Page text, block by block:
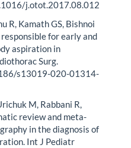
j.otot.2017.08.012
R, Kamath GS, Bishnoi
for early and
aspiration in
Surg.
s13019-020-01314-
M, Rabbani R,
review and meta-
in the diagnosis of
Int J Pediatr